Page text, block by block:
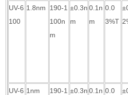
UV-6
100
1.8nm
190-1
100n
m
±0.3n
m
0.1n
m
0.0
3%T
UV-6 1nm
190-1 ±0.3n 0.1n 0.0